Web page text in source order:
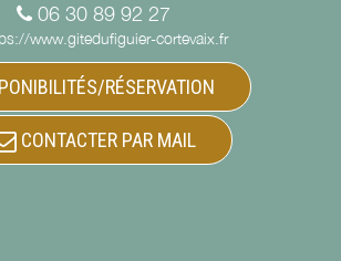
06 30 89 92 27
www.gitedufiguier-cortevaix.fr
RÉSERVATION
CONTACTER PAR MAIL